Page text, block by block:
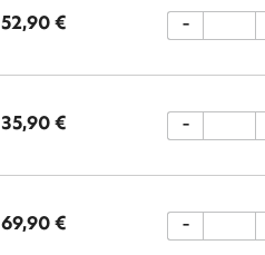
52,90 € -
35,90 € -
69,90 € -